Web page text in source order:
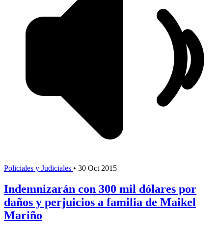
Policiales y Judiciales • 30 Oct 2015
Indemnizarán con 300 mil dólares por
daños y perjuicios a familia de Maikel
Mariño